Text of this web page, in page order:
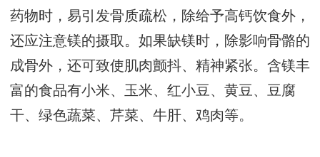
药物时，易引发骨质疏松，除给予高钙饮食外，
还应注意镁的摄取。如果缺镁时，除影响骨骼的
成骨外，还可致使肌肉颤抖、精神紧张。含镁丰
富的食品有小米、玉米、红小豆、黄豆、豆腐
干、绿色蔬菜、芹菜、牛肝、鸡肉等。